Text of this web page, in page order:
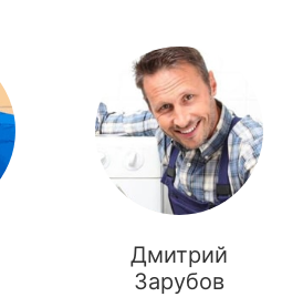
Дмитрий
Зарубов